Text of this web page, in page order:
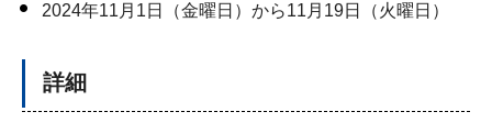
2024年11月1日（金曜日）から11月19日（火曜日）
詳細